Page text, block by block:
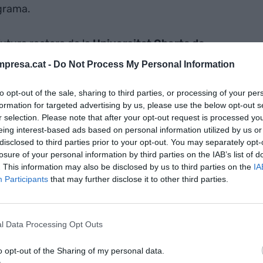
- Do Not Process My Personal Information
opt-out of the sale, sharing to third parties, or processing of your
for targeted advertising by us, please use the below opt-out
selection. Please note that after your opt-out request is processed
interest-based ads based on personal information utilized by us
to third parties prior to your opt-out. You may separately
of your personal information by third parties on the IAB’s list of
This information may also be disclosed by us to third parties on the
Participants that may further disclose it to other third parties.
Data Processing Opt Outs
opt-out of the Sharing of my personal data.
rectora de laUniversitat Oberta de
universitario ha aprobado, por unanimidad, su
en un mes, la Generalitat
Jordi Torrent, director de
designado como nuevo secretario general de la
El nombramiento se ha validado en la
en Túnez.
Vuittonen la zona del Mediterráneo. El
del negocio en España,
entre otros países. Ingeniero informático por la
también ha trabajado en CaixaBank y Tous.